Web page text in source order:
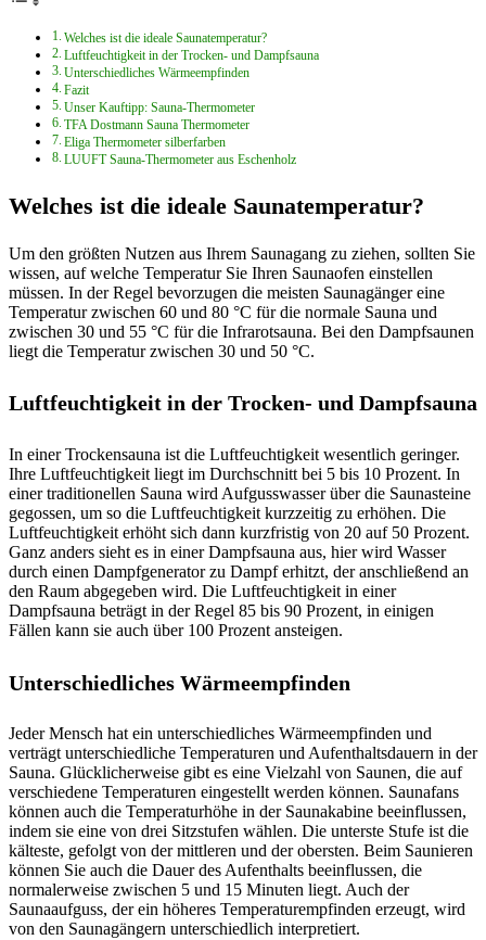
Welches ist die ideale Saunatemperatur?
Luftfeuchtigkeit in der Trocken- und Dampfsauna
Unterschiedliches Wärmeempfinden
Fazit
Unser Kauftipp: Sauna-Thermometer
TFA Dostmann Sauna Thermometer
Eliga Thermometer silberfarben
LUUFT Sauna-Thermometer aus Eschenholz
Welches ist die ideale Saunatemperatur?
Um den größten Nutzen aus Ihrem Saunagang zu ziehen, sollten Sie
wissen, auf welche Temperatur Sie Ihren Saunaofen einstellen
müssen. In der Regel bevorzugen die meisten Saunagänger eine
Temperatur zwischen 60 und 80 °C für die normale Sauna und
zwischen 30 und 55 °C für die Infrarotsauna. Bei den Dampfsaunen
liegt die Temperatur zwischen 30 und 50 °C.
Luftfeuchtigkeit in der Trocken- und Dampfsauna
In einer Trockensauna ist die Luftfeuchtigkeit wesentlich geringer.
Ihre Luftfeuchtigkeit liegt im Durchschnitt bei 5 bis 10 Prozent. In
einer traditionellen Sauna wird Aufgusswasser über die Saunasteine
gegossen, um so die Luftfeuchtigkeit kurzzeitig zu erhöhen. Die
Luftfeuchtigkeit erhöht sich dann kurzfristig von 20 auf 50 Prozent.
Ganz anders sieht es in einer Dampfsauna aus, hier wird Wasser
durch einen Dampfgenerator zu Dampf erhitzt, der anschließend an
den Raum abgegeben wird. Die Luftfeuchtigkeit in einer
Dampfsauna beträgt in der Regel 85 bis 90 Prozent, in einigen
Fällen kann sie auch über 100 Prozent ansteigen.
Unterschiedliches Wärmeempfinden
Jeder Mensch hat ein unterschiedliches Wärmeempfinden und
verträgt unterschiedliche Temperaturen und Aufenthaltsdauern in der
Sauna. Glücklicherweise gibt es eine Vielzahl von Saunen, die auf
verschiedene Temperaturen eingestellt werden können. Saunafans
können auch die Temperaturhöhe in der Saunakabine beeinflussen,
indem sie eine von drei Sitzstufen wählen. Die unterste Stufe ist die
kälteste, gefolgt von der mittleren und der obersten. Beim Saunieren
können Sie auch die Dauer des Aufenthalts beeinflussen, die
normalerweise zwischen 5 und 15 Minuten liegt. Auch der
Saunaaufguss, der ein höheres Temperaturempfinden erzeugt, wird
von den Saunagängern unterschiedlich interpretiert.